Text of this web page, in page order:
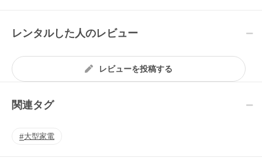
レンタルした人のレビュー
レビューを投稿する
関連タグ
大型家電